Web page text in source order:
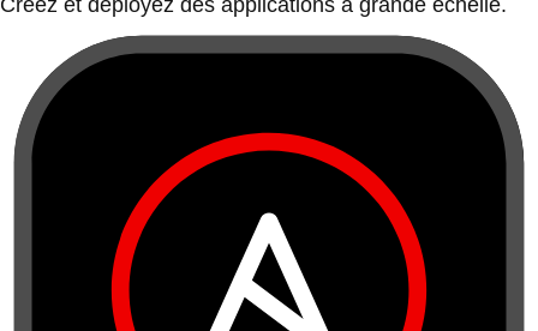
Créez et déployez des applications à grande échelle.